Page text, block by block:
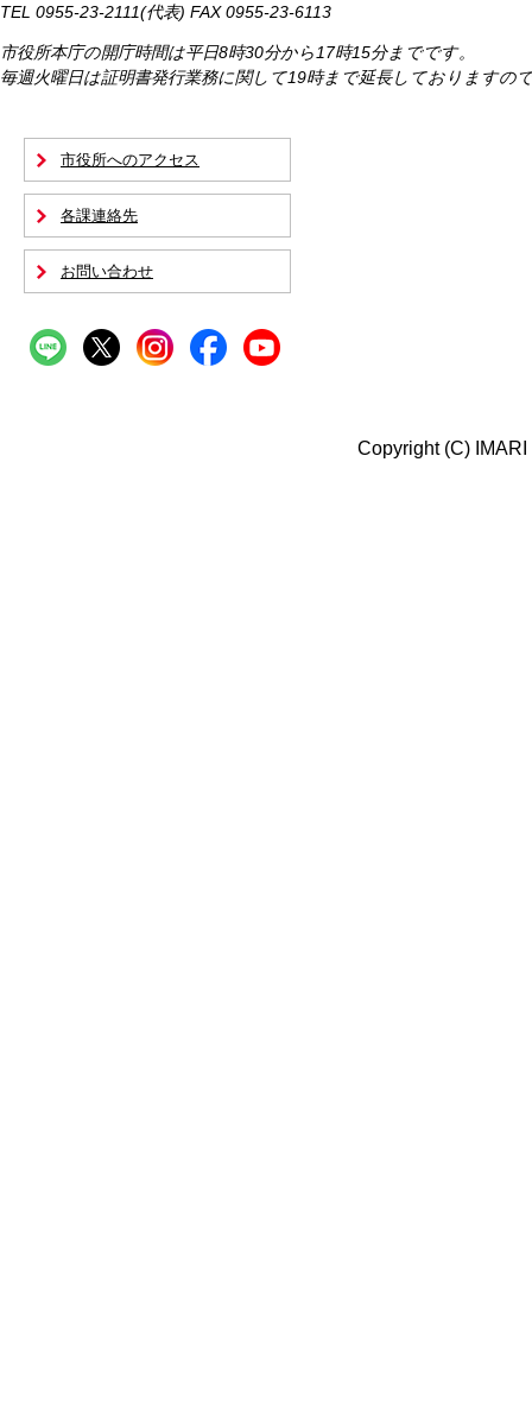
TEL 0955-23-2111(代表) FAX 0955-23-6113
市役所本庁の開庁時間は平日8時30分から17時15分までです。
毎週火曜日は証明書発行業務に関して19時まで延長しておりますの
市役所へのアクセス
各課連絡先
お問い合わせ
Copyright (C)